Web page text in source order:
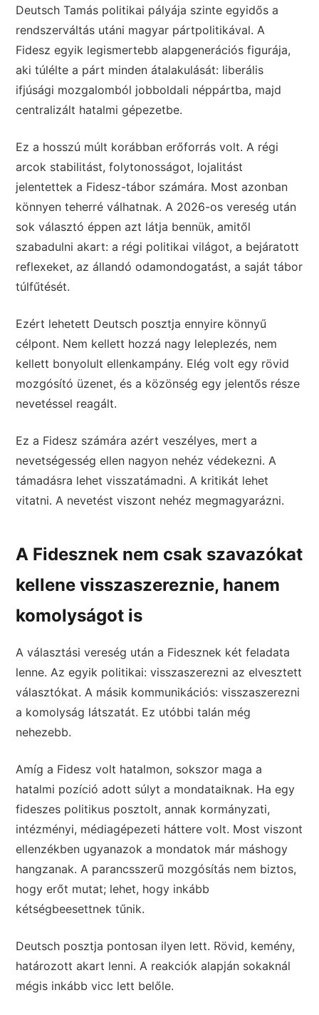
Deutsch Tamás politikai pályája szinte egyidős a
rendszerváltás utáni magyar pártpolitikával. A
Fidesz egyik legismertebb alapgenerációs figurája,
aki túlélte a párt minden átalakulását: liberális
ifjúsági mozgalomból jobboldali néppártba, majd
centralizált hatalmi gépezetbe.
Ez a hosszú múlt korábban erőforrás volt. A régi
arcok stabilitást, folytonosságot, lojalitást
jelentettek a Fidesz-tábor számára. Most azonban
könnyen teherré válhatnak. A 2026-os vereség után
sok választó éppen azt látja bennük, amitől
szabadulni akart: a régi politikai világot, a bejáratott
reflexeket, az állandó odamondogatást, a saját tábor
túlfűtését.
Ezért lehetett Deutsch posztja ennyire könnyű
célpont. Nem kellett hozzá nagy leleplezés, nem
kellett bonyolult ellenkampány. Elég volt egy rövid
mozgósító üzenet, és a közönség egy jelentős része
nevetéssel reagált.
Ez a Fidesz számára azért veszélyes, mert a
nevetségesség ellen nagyon nehéz védekezni. A
támadásra lehet visszatámadni. A kritikát lehet
vitatni. A nevetést viszont nehéz megmagyarázni.
A Fidesznek nem csak szavazókat
kellene visszaszereznie, hanem
komolyságot is
A választási vereség után a Fidesznek két feladata
lenne. Az egyik politikai: visszaszerezni az elvesztett
választókat. A másik kommunikációs: visszaszerezni
a komolyság látszatát. Ez utóbbi talán még
nehezebb.
Amíg a Fidesz volt hatalmon, sokszor maga a
hatalmi pozíció adott súlyt a mondataiknak. Ha egy
fideszes politikus posztolt, annak kormányzati,
intézményi, médiagépezeti háttere volt. Most viszont
ellenzékben ugyanazok a mondatok már máshogy
hangzanak. A parancsszerű mozgósítás nem biztos,
hogy erőt mutat; lehet, hogy inkább
kétségbeesettnek tűnik.
Deutsch posztja pontosan ilyen lett. Rövid, kemény,
határozott akart lenni. A reakciók alapján sokaknál
mégis inkább vicc lett belőle.